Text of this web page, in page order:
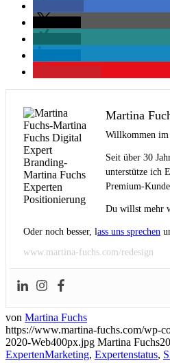
Martina
Willkommen im
Seit über 30
unterstütze ich
Premium-
Du willst mehr
Oder noch besser, lass uns sprechen
www.martina-fuchs.com/redesign
von Martina Fuchs
https://www.martina-fuchs.com/wp-
2020-Web400px.jpg Martina Fuchs
ExpertenMarketing, Expertenstatus,